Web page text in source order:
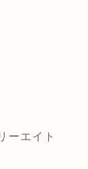
ーエイト